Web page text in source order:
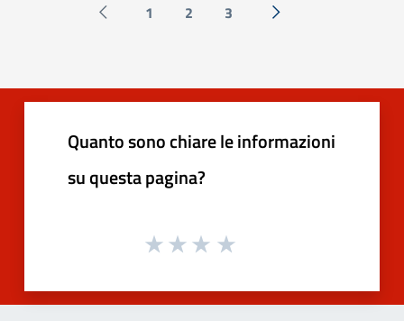
Pagina precedente
1 2 3 Successiva »
Quanto sono chiare le informazioni
su questa pagina?